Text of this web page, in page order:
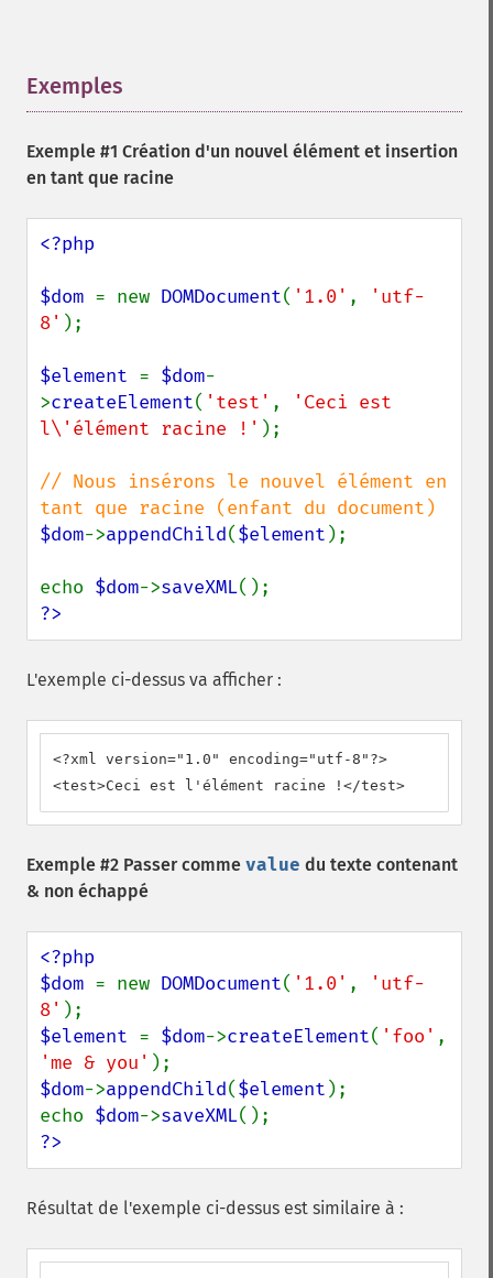
Exemples
Exemple #1 Création d'un nouvel élément et insertion
en tant que racine
<?php
$dom = new DOMDocument( '1.0' ,
'utf-
8' );
$element = $dom-
>createElement( 'test' ,
'Ceci est
l\'élément racine !' );
// Nous insérons le nouvel élément en
$dom->appendChild($element );
echo $dom->saveXML
?>
L'exemple ci-dessus va afficher :
<?xml version="1.0" encoding="utf-8"?>
<test>Ceci est l'élément racine !</test>
Exemple #2 Passer comme value du texte contenant
& non échappé
<?php
$dom = new DOMDocument( '1.0' ,
'utf-
8'
$element = $dom->createElement( 'foo'
'me & you'
$dom->appendChild($element );
echo $dom->saveXML
?>
Résultat de l'exemple ci-dessus est similaire à :